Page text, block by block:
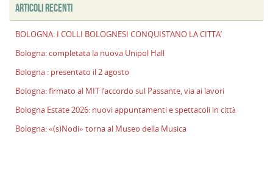
ARTICOLI RECENTI
BOLOGNA: I COLLI BOLOGNESI CONQUISTANO LA CITTA’
Bologna: completata la nuova Unipol Hall
Bologna : presentato il 2 agosto
Bologna: firmato al MIT l’accordo sul Passante, via ai lavori
Bologna Estate 2026: nuovi appuntamenti e spettacoli in città
Bologna: «(s)Nodi» torna al Museo della Musica